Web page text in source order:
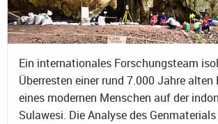
Ein internationales Forschungsteam
Überresten einer rund 7.000 Jahre
eines modernen Menschen auf der
Sulawesi. Die Analyse des